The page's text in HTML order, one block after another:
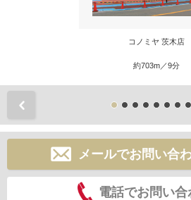
コノミヤ 茨木店
約703m／9分
メールでお問い合
電話でお問い合